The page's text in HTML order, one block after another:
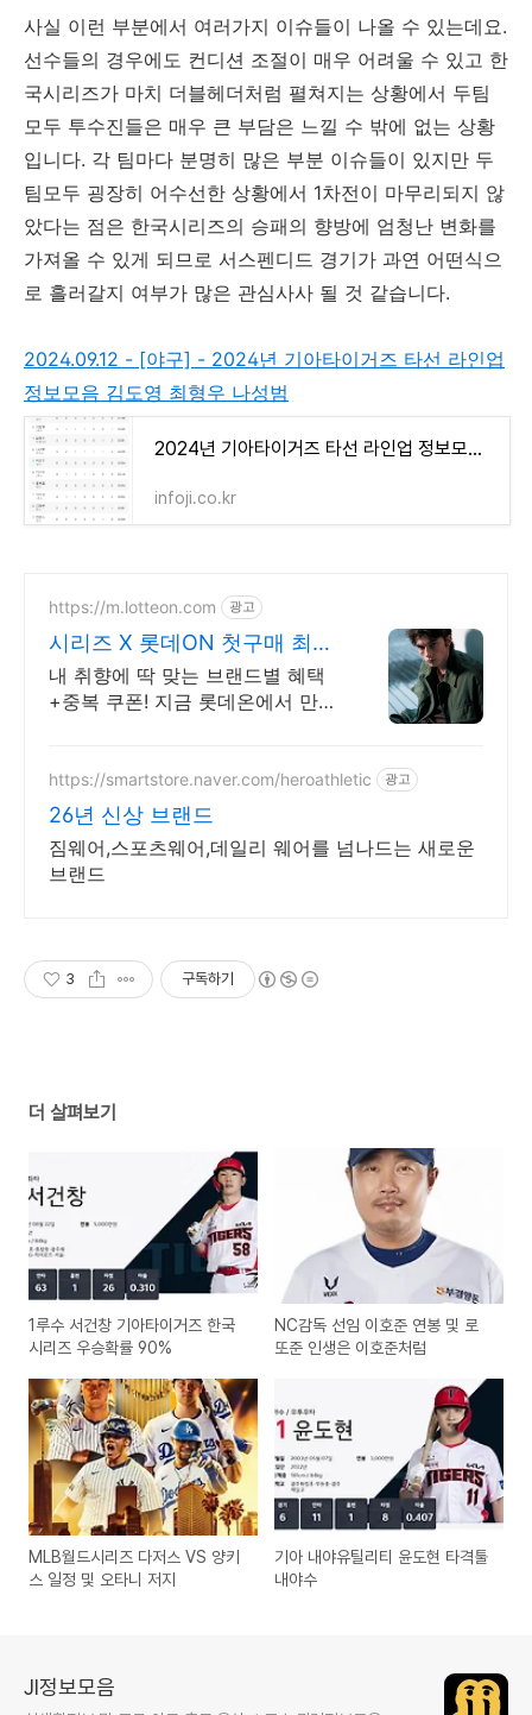
사실 이런 부분에서 여러가지 이슈들이 나올 수 있는데요.
선수들의 경우에도 컨디션 조절이 매우 어려울 수 있고 한
국시리즈가 마치 더블헤더처럼 펼쳐지는 상황에서 두팀
모두 투수진들은 매우 큰 부담은 느낄 수 밖에 없는 상황
입니다. 각 팀마다 분명히 많은 부분 이슈들이 있지만 두
팀모두 굉장히 어수선한 상황에서 1차전이 마무리되지 않
았다는 점은 한국시리즈의 승패의 향방에 엄청난 변화를
가져올 수 있게 되므로 서스펜디드 경기가 과연 어떤식으
로 흘러갈지 여부가 많은 관심사사 될 것 같습니다.
2024.09.12 - [야구] - 2024년 기아타이거즈 타선 라인업
정보모음 김도영 최형우 나성범
2024년 기아타이거즈 타선 라인업 정보모음 김도영 최형우 나성범
infoji.co.kr
https://m.lotteon.com 광고
시리즈 X 롯데ON 첫구매 최대
5천원 혜택!
내 취향에 딱 맞는 브랜드별 혜택
+중복 쿠폰! 지금 롯데온에서 만나
https://smartstore.naver.com/heroathletic 광고
26년 신상 브랜드
짐웨어,스포츠웨어,데일리 웨어를 넘나드는 새로운
브랜드
3 구독하기
더 살펴보기
1루수 서건창 기아타이거즈 한국
시리즈 우승확률 90%
NC감독 선임 이호준 연봉 및 로
또준 인생은 이호준처럼
MLB월드시리즈 다저스 VS 양키
스 일정 및 오타니 저지
기아 내야유틸리티 윤도현 타격툴
내야수
JI정보모음